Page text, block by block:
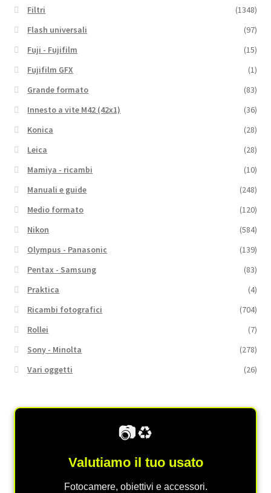
Filtri
(1348)
Flash universali
(97)
Fuji - Fujifilm
(15)
Fujifilm GFX
(1)
Grande formato
(83)
Innesto a vite M42 (42x1)
(36)
Konica
(28)
Leica
(28)
Mamiya - ricambi
(10)
Manuali e guide
(248)
Medio formato
(120)
Nikon
(584)
Olympus - Panasonic
(139)
Pentax - Samsung
(83)
Praktica
(4)
Ricambi fotografici
(704)
Rollei
(7)
Sony - Minolta
(278)
Vari oggetti
(26)
📷♻️
Valutiamo il tuo usato
Fotocamere, obiettivi e accessori.